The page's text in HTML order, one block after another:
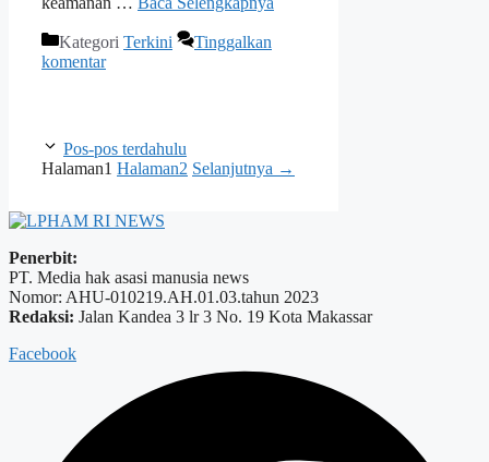
Kategori Terkini
Tinggalkan
komentar
Pos-pos terdahulu
Halaman1 Halaman2 Selanjutnya →
Penerbit:
PT. Media hak asasi manusia news
Nomor: AHU-010219.AH.01.03.tahun 2023
Redaksi: Jalan Kandea 3 lr 3 No. 19 Kota Makassar
Facebook